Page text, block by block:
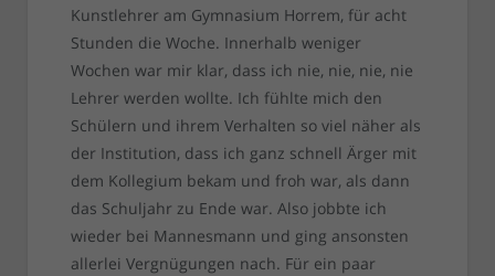
Kunstlehrer am Gymnasium Horrem, für acht
Stunden die Woche. Innerhalb weniger
Wochen war mir klar, dass ich nie, nie, nie, nie
Lehrer werden wollte. Ich fühlte mich den
Schülern und ihrem Verhalten so viel näher als
der Institution, dass ich ganz schnell Ärger mit
dem Kollegium bekam und froh war, als dann
das Schuljahr zu Ende war. Also jobbte ich
wieder bei Mannesmann und ging ansonsten
allerlei Vergnügungen nach. Für ein paar